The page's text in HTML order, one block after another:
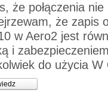
że połączenia
że zapis
w Aero2 jest
i
do użycia W